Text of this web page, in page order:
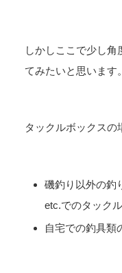
しかしここで少し角
てみたいと思います。
タックルボックス
磯釣り以外の釣
etc.でのタック
自宅での釣具類